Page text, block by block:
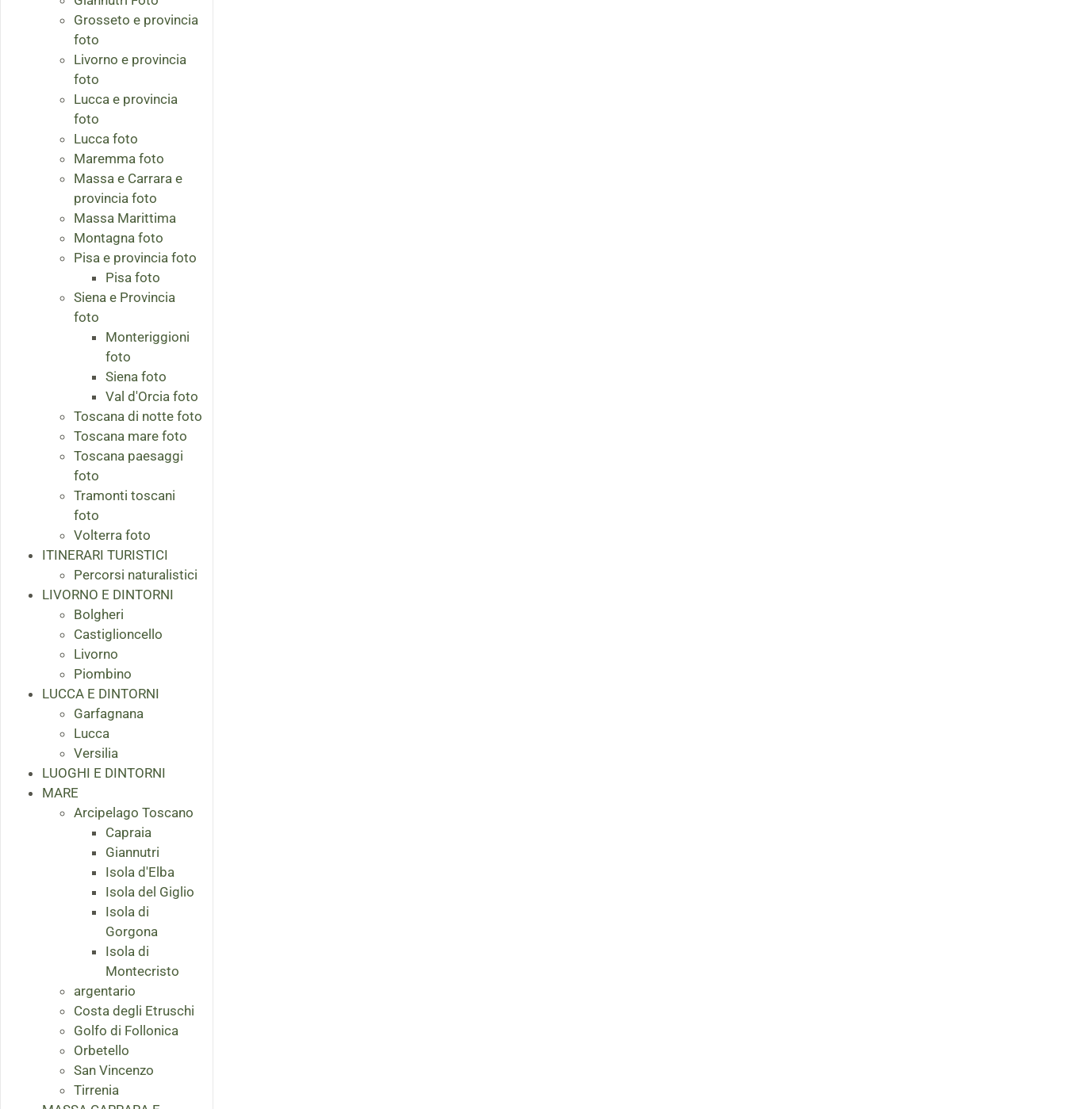
Grosseto e provincia
foto
Livorno e provincia
foto
Lucca e provincia
foto
Lucca foto
Maremma foto
Massa e Carrara e
provincia foto
Massa Marittima
Montagna foto
Pisa e provincia foto
Pisa foto
Siena e Provincia
foto
Monteriggioni
foto
Siena foto
Val d'Orcia foto
Toscana di notte foto
Toscana mare foto
Toscana paesaggi
foto
Tramonti toscani
foto
Volterra foto
ITINERARI TURISTICI
Percorsi naturalistici
LIVORNO E DINTORNI
Bolgheri
Castiglioncello
Livorno
Piombino
LUCCA E DINTORNI
Garfagnana
Lucca
Versilia
LUOGHI E DINTORNI
MARE
Arcipelago Toscano
Capraia
Giannutri
Isola d'Elba
Isola del Giglio
Isola di
Gorgona
Isola di
Montecristo
argentario
Costa degli Etruschi
Golfo di Follonica
Orbetello
San Vincenzo
Tirrenia